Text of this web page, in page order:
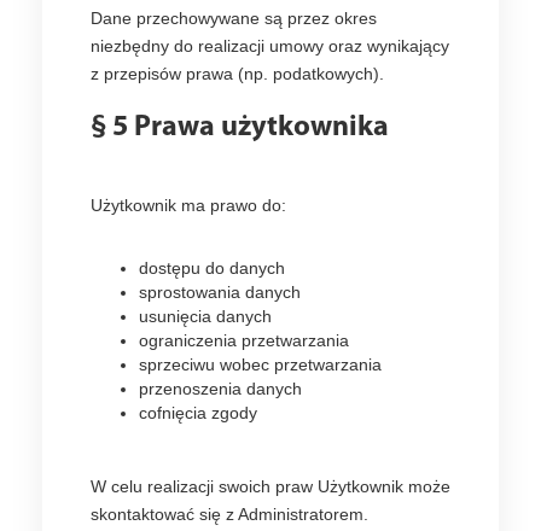
Dane przechowywane są przez okres
niezbędny do realizacji umowy oraz wynikający
z przepisów prawa (np. podatkowych).
§ 5 Prawa użytkownika
Użytkownik ma prawo do:
dostępu do danych
sprostowania danych
usunięcia danych
ograniczenia przetwarzania
sprzeciwu wobec przetwarzania
przenoszenia danych
cofnięcia zgody
W celu realizacji swoich praw Użytkownik może
skontaktować się z Administratorem.